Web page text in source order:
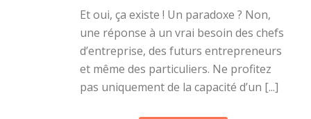
Et oui, ça existe ! Un paradoxe ? Non,
une réponse à un vrai besoin des chefs
d’entreprise, des futurs entrepreneurs
et même des particuliers. Ne profitez
pas uniquement de la capacité d’un [...]